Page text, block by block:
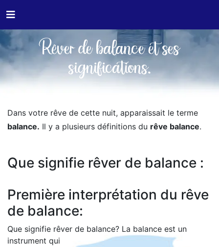
Rêver de balance et ses
significations.
Dans votre rêve de cette nuit, apparaissait le terme
balance. Il y a plusieurs définitions du rêve balance.
Que signifie rêver de balance :
Première interprétation du rêve
de balance:
Que signifie rêver de balance? La balance est un
instrument qui